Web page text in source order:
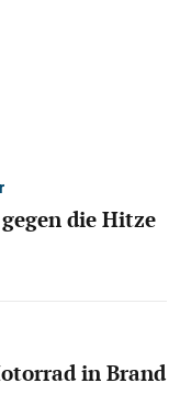
die Hitze
in Brand